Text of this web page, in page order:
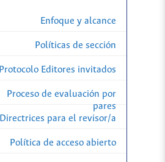
Enfoque y alcance
Políticas de sección
Protocolo Editores invitados
Proceso de evaluación por
pares
Directrices para el revisor/a
Política de acceso abierto